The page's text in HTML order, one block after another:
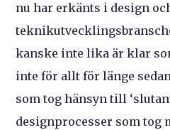
nu har erkänts i design
kanske inte lika är klar
inte för allt för länge
som tog hänsyn till
designprocesser som tog